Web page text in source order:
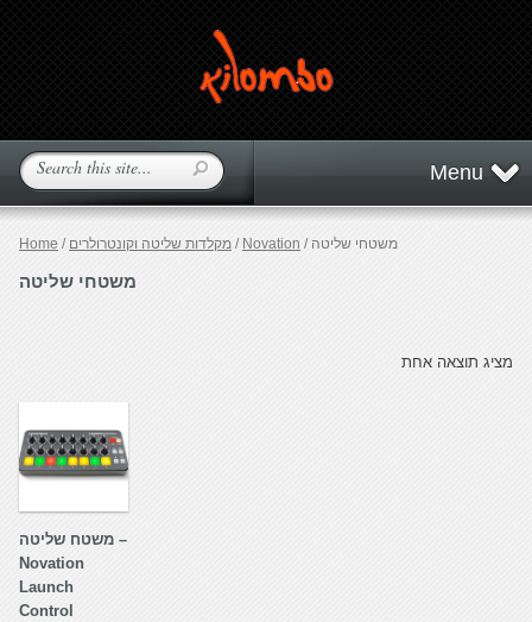
Menu
Home / מקלדות שליטה וקונטרולרים / Novation / משטחי שליטה
משטחי שליטה
מציג תוצאה אחת
משטח שליטה –
Novation
Launch
Control